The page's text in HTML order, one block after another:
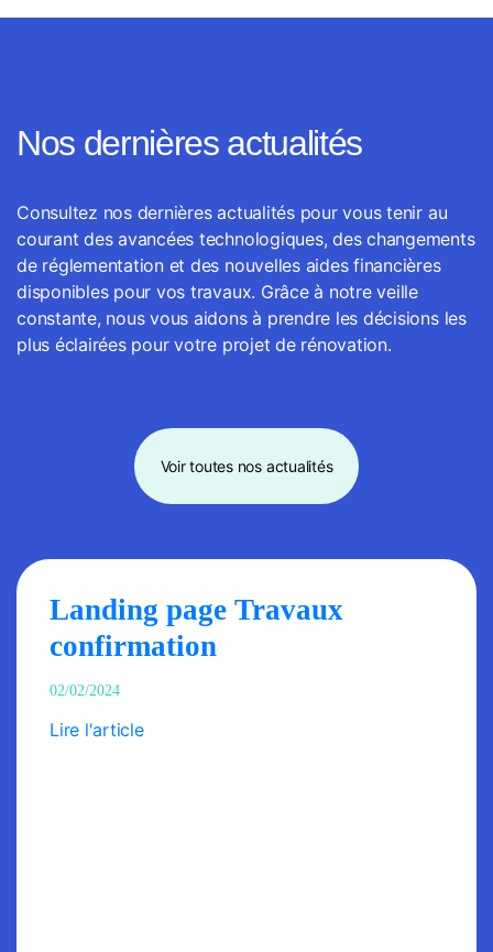
Nos dernières actualités
Consultez nos dernières actualités pour vous tenir au
courant des avancées technologiques, des changements
de réglementation et des nouvelles aides financières
disponibles pour vos travaux. Grâce à notre veille
constante, nous vous aidons à prendre les décisions les
plus éclairées pour votre projet de rénovation.
Voir toutes nos actualités
Landing page Travaux
confirmation
02/02/2024
Lire l'article